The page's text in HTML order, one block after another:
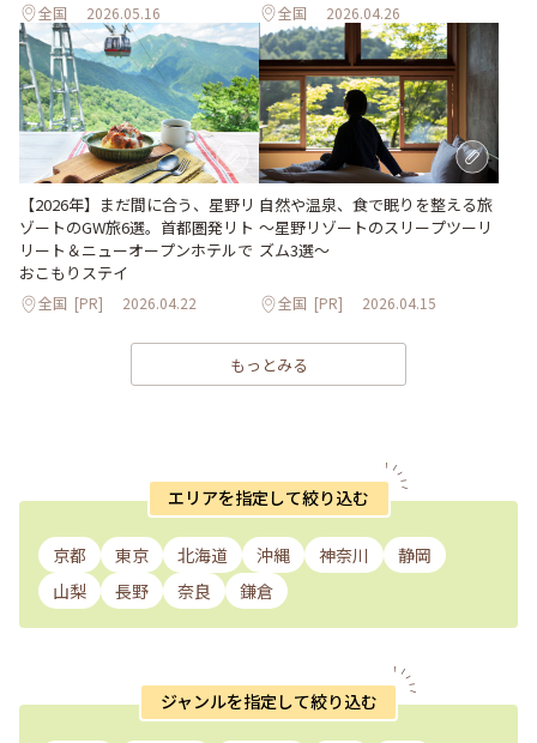
全国 2026.05.16 全国 2026.04.26
【2026年】まだ間に合う、星野リ
ゾートのGW旅6選。首都圏発リト
リート＆ニューオープンホテルで
おこもりステイ
全国 [PR] 2026.04.22
自然や温泉、食で眠りを整える旅
～星野リゾートのスリープツーリ
ズム3選～
全国 [PR] 2026.04.15
もっとみる
エリアを指定して絞り込む
京都 東京 北海道 沖縄 神奈川
静岡
山梨
長野 奈良 鎌倉
ジャンルを指定して絞り込む